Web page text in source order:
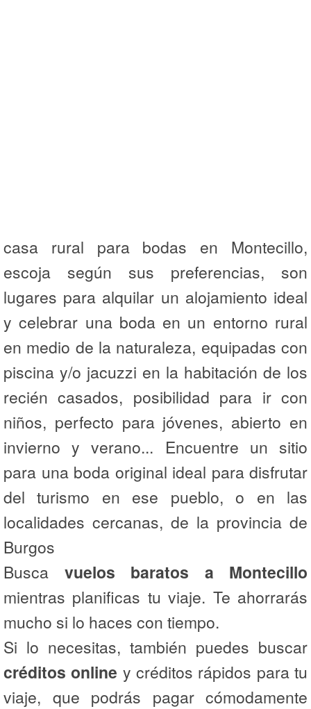
casa rural para bodas en Montecillo,
escoja según sus preferencias, son
lugares para alquilar un alojamiento ideal
y celebrar una boda en un entorno rural
en medio de la naturaleza, equipadas con
piscina y/o jacuzzi en la habitación de los
recién casados, posibilidad para ir con
niños, perfecto para jóvenes, abierto en
invierno y verano... Encuentre un sitio
para una boda original ideal para disfrutar
del turismo en ese pueblo, o en las
localidades cercanas, de la provincia de
Burgos
Busca vuelos baratos a Montecillo
mientras planificas tu viaje. Te ahorrarás
mucho si lo haces con tiempo.
Si lo necesitas, también puedes buscar
créditos online y créditos rápidos para tu
viaje, que podrás pagar cómodamente